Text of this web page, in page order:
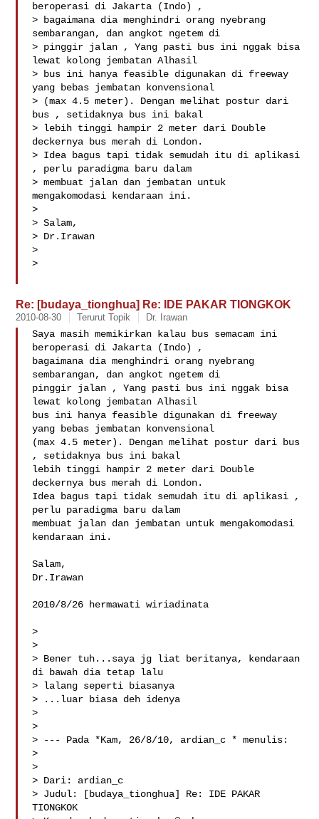
beroperasi di Jakarta (Indo) ,
> bagaimana dia menghindri orang nyebrang
sembarangan, dan angkot ngetem di
> pinggir jalan , Yang pasti bus ini nggak bisa
lewat kolong jembatan Alhasil
> bus ini hanya feasible digunakan di freeway
yang bebas jembatan konvensional
> (max 4.5 meter). Dengan melihat postur dari
bus , setidaknya bus ini bakal
> lebih tinggi hampir 2 meter dari Double
deckernya bus merah di London.
> Idea bagus tapi tidak semudah itu di aplikasi
, perlu paradigma baru dalam
> membuat jalan dan jembatan untuk
mengakomodasi kendaraan ini.
>
> Salam,
> Dr.Irawan
>
>
Re: [budaya_tionghua] Re: IDE PAKAR TIONGKOK
2010-08-30 Terurut Topik Dr. Irawan
Saya masih memikirkan kalau bus semacam ini
beroperasi di Jakarta (Indo) ,
bagaimana dia menghindri orang nyebrang
sembarangan, dan angkot ngetem di
pinggir jalan , Yang pasti bus ini nggak bisa
lewat kolong jembatan Alhasil
bus ini hanya feasible digunakan di freeway
yang bebas jembatan konvensional
(max 4.5 meter). Dengan melihat postur dari bus
, setidaknya bus ini bakal
lebih tinggi hampir 2 meter dari Double
deckernya bus merah di London.
Idea bagus tapi tidak semudah itu di aplikasi ,
perlu paradigma baru dalam
membuat jalan dan jembatan untuk mengakomodasi
kendaraan ini.
Salam,
Dr.Irawan
2010/8/26 hermawati wiriadinata
>
>
> Bener tuh...saya jg liat beritanya, kendaraan
di bawah dia tetap lalu
> lalang seperti biasanya
> ...luar biasa deh idenya
>
>
> --- Pada *Kam, 26/8/10, ardian_c * menulis:
>
>
> Dari: ardian_c
> Judul: [budaya_tionghua] Re: IDE PAKAR
TIONGKOK